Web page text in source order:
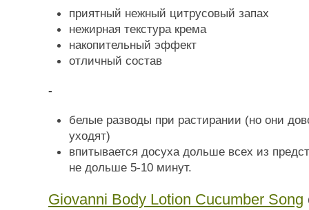
приятный нежный цитрусовый запах
нежирная текстура крема
накопительный эффект
отличный состав
-
белые разводы при растирании (но они
уходят)
впитывается досуха дольше всех из
не дольше 5-10 минут.
Giovanni Body Lotion Cucumber Song